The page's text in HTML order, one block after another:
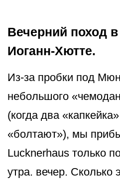
Вечерний поход
Иоганн-Хютте.
Из-за пробки под
небольшого
(когда два
«болтают»), мы
Lucknerhaus только
утра. вечер. Сколько